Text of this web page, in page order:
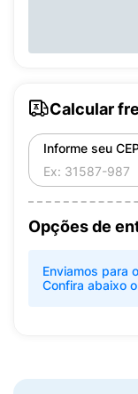
Calcular
Informe seu
Opções de
Enviamos para
Confira abaixo